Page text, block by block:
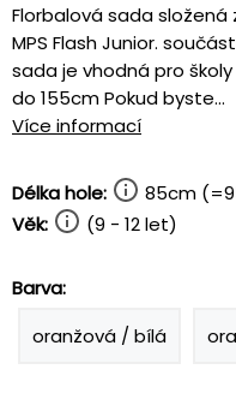
Florbalová sada složená
MPS Flash Junior.
sada je vhodná pro
do 155cm Pokud byste...
Více informací
Délka hole:
85cm
Věk:
(9 - 12 let)
Barva:
oranžová / bílá